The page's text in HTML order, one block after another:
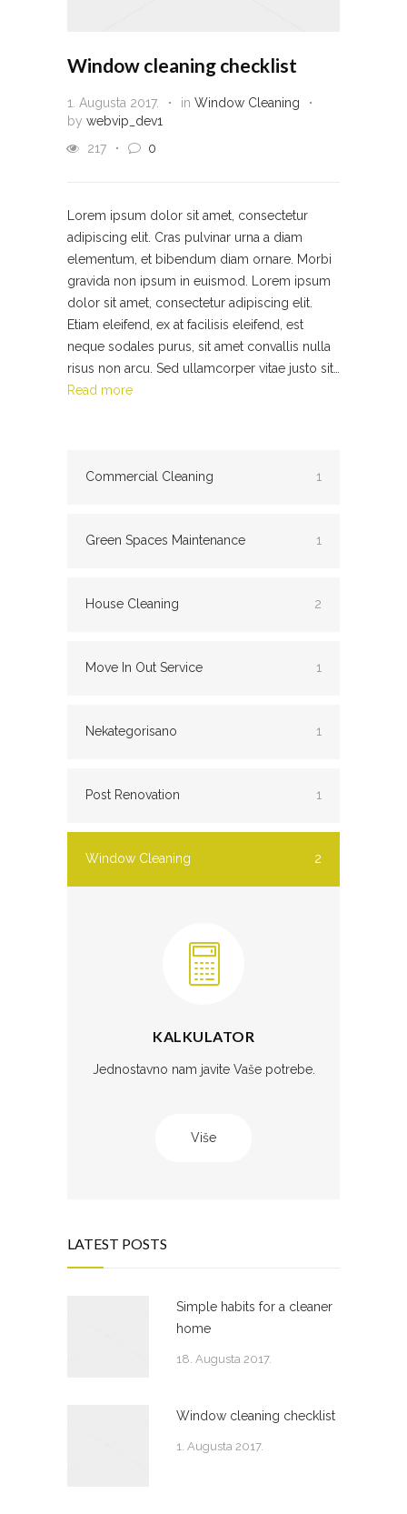
Window cleaning checklist
1. Augusta 2017. in Window Cleaning
by webvip_dev1
217
0
Lorem ipsum dolor sit amet, consectetur
adipiscing elit. Cras pulvinar urna a diam
elementum, et bibendum diam ornare. Morbi
gravida non ipsum in euismod. Lorem ipsum
dolor sit amet, consectetur adipiscing elit.
Etiam eleifend, ex at facilisis eleifend, est
neque sodales purus, sit amet convallis nulla
risus non arcu. Sed ullamcorper vitae justo sit…
Read more
Commercial Cleaning 1
Green Spaces Maintenance 1
House Cleaning 2
Move In Out Service 1
Nekategorisano 1
Post Renovation 1
Window Cleaning 2
KALKULATOR
Jednostavno nam javite Vaše potrebe.
Više
LATEST POSTS
Simple habits for a cleaner
home
18. Augusta 2017.
Window cleaning checklist
1. Augusta 2017.